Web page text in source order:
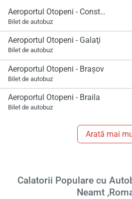
Aeroportul Otopeni - Constanta
Bilet de autobuz
Aeroportul Otopeni - Galaţi
Bilet de autobuz
Aeroportul Otopeni - Braşov
Bilet de autobuz
Aeroportul Otopeni - Braila
Bilet de autobuz
Arată mai
Calatorii Populare cu
Neamt